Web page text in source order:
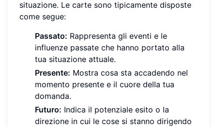
situazione. Le carte sono tipicamente disposte
come segue:
Passato: Rappresenta gli eventi e le
influenze passate che hanno portato alla
tua situazione attuale.
Presente: Mostra cosa sta accadendo nel
momento presente e il cuore della tua
domanda.
Futuro: Indica il potenziale esito o la
direzione in cui le cose si stanno dirigendo